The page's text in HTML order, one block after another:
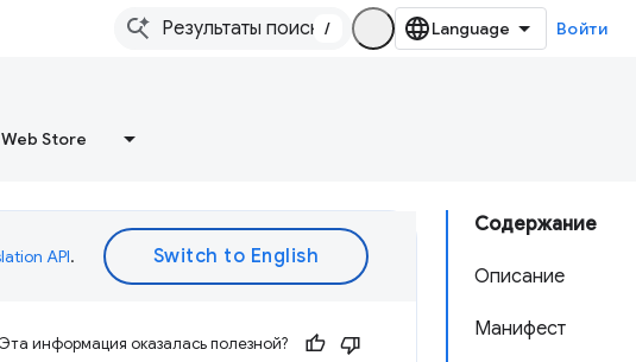
/ Войти
Store
Содержание
Описание
Манифест
API.
Эта информация оказалась полезной?